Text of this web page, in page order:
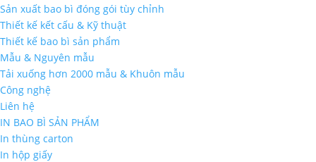
Sản xuất bao bì đóng gói tùy chỉnh
Thiết kế kết cấu & Kỹ thuật
Thiết kế bao bì sản phẩm
Mẫu & Nguyên mẫu
Tải xuống hơn 2000 mẫu & Khuôn mẫu
Công nghệ
Liên hệ
IN BAO BÌ SẢN PHẨM
In thùng carton
In hộp giấy